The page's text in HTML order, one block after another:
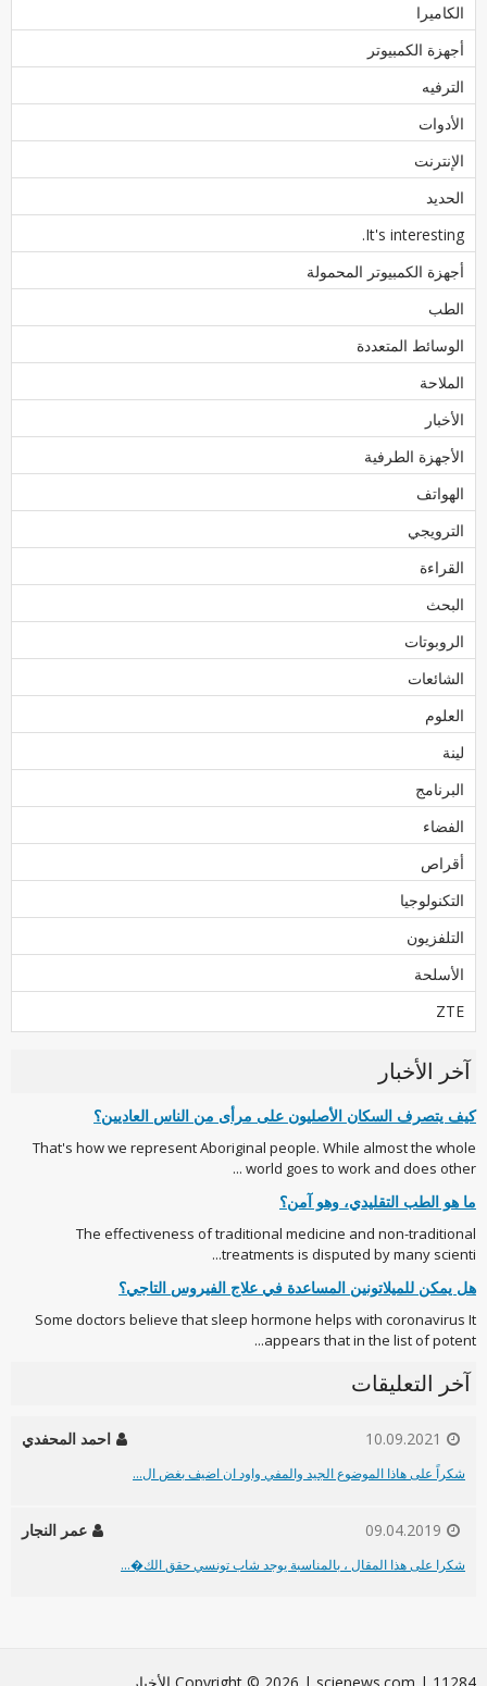
الكاميرا
أجهزة الكمبيوتر
الترفيه
الأدوات
الإنترنت
الحديد
It's interesting.
أجهزة الكمبيوتر المحمولة
الطب
الوسائط المتعددة
الملاحة
الأخبار
الأجهزة الطرفية
الهواتف
الترويجي
القراءة
البحث
الروبوتات
الشائعات
العلوم
لينة
البرنامج
الفضاء
أقراص
التكنولوجيا
التلفزيون
الأسلحة
ZTE
آخر الأخبار
كيف يتصرف السكان الأصليون على مرأى من الناس العاديين؟
That's how we represent Aboriginal people. While almost the whole
world goes to work and does other ...
ما هو الطب التقليدي، وهو آمن؟
The effectiveness of traditional medicine and non-traditional
treatments is disputed by many scienti...
هل يمكن للميلاتونين المساعدة في علاج الفيروس التاجي؟
Some doctors believe that sleep hormone helps with coronavirus It
appears that in the list of potent...
آخر التعليقات
احمد المحفدي 10.09.2021
شكراً على هاذا الموضوع الجيد والمفي واود ان اضيف بغض ال...
عمر النجار 09.04.2019
شكرا على هذا المقال ، بالمناسبة يوجد شاب تونسي حقق الك�...
Сopyright © 2026 | scienews.com | 11284 الأخبار